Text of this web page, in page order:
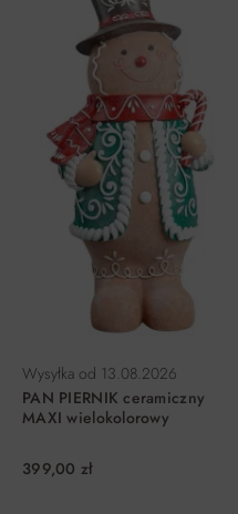
Wysyłka od 13.08.2026
PAN PIERNIK ceramiczny
MAXI wielokolorowy
399,00 zł